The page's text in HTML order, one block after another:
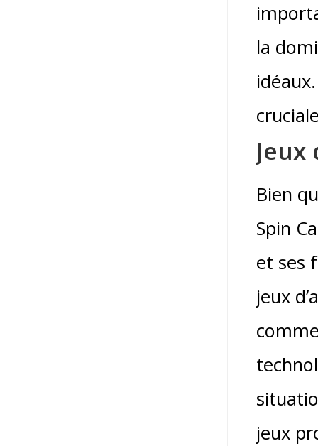
la
Bien
Spin
et ses
jeux
jeux